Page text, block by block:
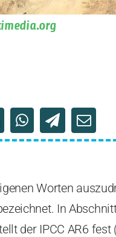
Worten
In
der IPCC AR6 fest